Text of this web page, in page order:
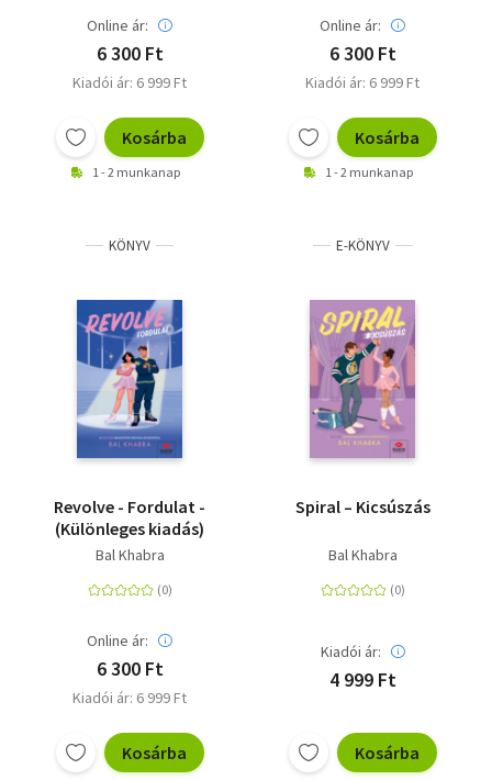
Online ár:
6 300 Ft
Kiadói ár: 6 999 Ft
Kosárba
1 - 2 munkanap
Online ár:
6 300 Ft
Kiadói ár: 6 999 Ft
Kosárba
1 - 2 munkanap
KÖNYV
Revolve - Fordulat -
(Különleges kiadás)
Bal Khabra
Online ár:
6 300 Ft
Kiadói ár: 6 999 Ft
Kosárba
E-KÖNYV
Spiral – Kicsúszás
Bal Khabra
Kiadói ár:
4 999 Ft
Kosárba